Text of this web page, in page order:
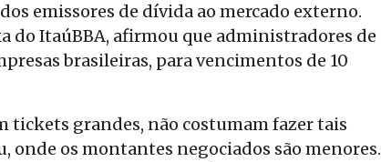
emissores de dívida ao mercado externo.
do ItaúBBA, afirmou que administradores de
brasileiras, para vencimentos de 10
tickets grandes, não costumam fazer tais
onde os montantes negociados são menores.